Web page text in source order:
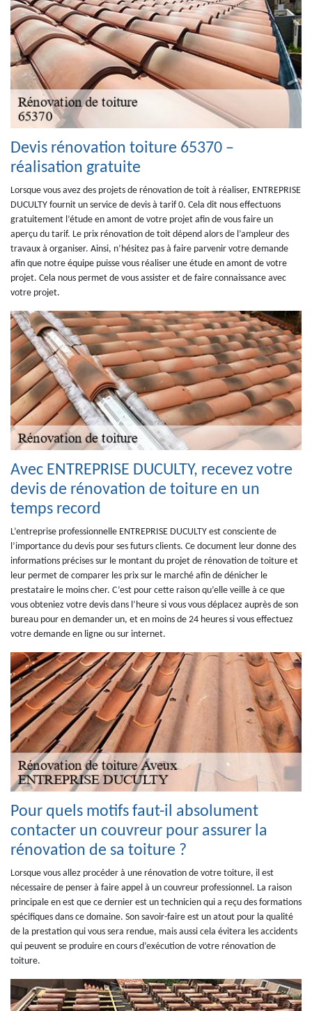
Devis rénovation toiture 65370 –
réalisation gratuite
Lorsque vous avez des projets de rénovation de toit à réaliser, ENTREPRISE
DUCULTY fournit un service de devis à tarif 0. Cela dit nous effectuons
gratuitement l’étude en amont de votre projet afin de vous faire un
aperçu du tarif. Le prix rénovation de toit dépend alors de l’ampleur des
travaux à organiser. Ainsi, n’hésitez pas à faire parvenir votre demande
afin que notre équipe puisse vous réaliser une étude en amont de votre
projet. Cela nous permet de vous assister et de faire connaissance avec
votre projet.
Avec ENTREPRISE DUCULTY, recevez votre
devis de rénovation de toiture en un
temps record
L’entreprise professionnelle ENTREPRISE DUCULTY est consciente de
l’importance du devis pour ses futurs clients. Ce document leur donne des
informations précises sur le montant du projet de rénovation de toiture et
leur permet de comparer les prix sur le marché afin de dénicher le
prestataire le moins cher. C’est pour cette raison qu’elle veille à ce que
vous obteniez votre devis dans l’heure si vous vous déplacez auprès de son
bureau pour en demander un, et en moins de 24 heures si vous effectuez
votre demande en ligne ou sur internet.
Pour quels motifs faut-il absolument
contacter un couvreur pour assurer la
rénovation de sa toiture ?
Lorsque vous allez procéder à une rénovation de votre toiture, il est
nécessaire de penser à faire appel à un couvreur professionnel. La raison
principale en est que ce dernier est un technicien qui a reçu des formations
spécifiques dans ce domaine. Son savoir-faire est un atout pour la qualité
de la prestation qui vous sera rendue, mais aussi cela évitera les accidents
qui peuvent se produire en cours d’exécution de votre rénovation de
toiture.